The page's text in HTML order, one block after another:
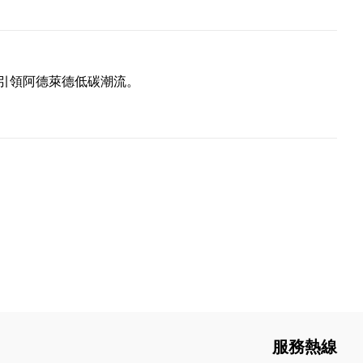
阿德萊德低碳潮流。
服務熱線